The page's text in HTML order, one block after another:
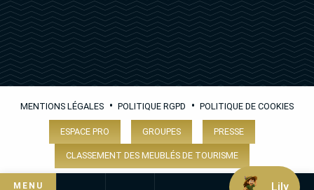
MENU
MENTIONS LÉGALES • POLITIQUE RGPD • POLITIQUE DE COOKIES
ESPACE PRO GROUPES PRESSE
CLASSEMENT DES MEUBLÉS DE TOURISME
Lily